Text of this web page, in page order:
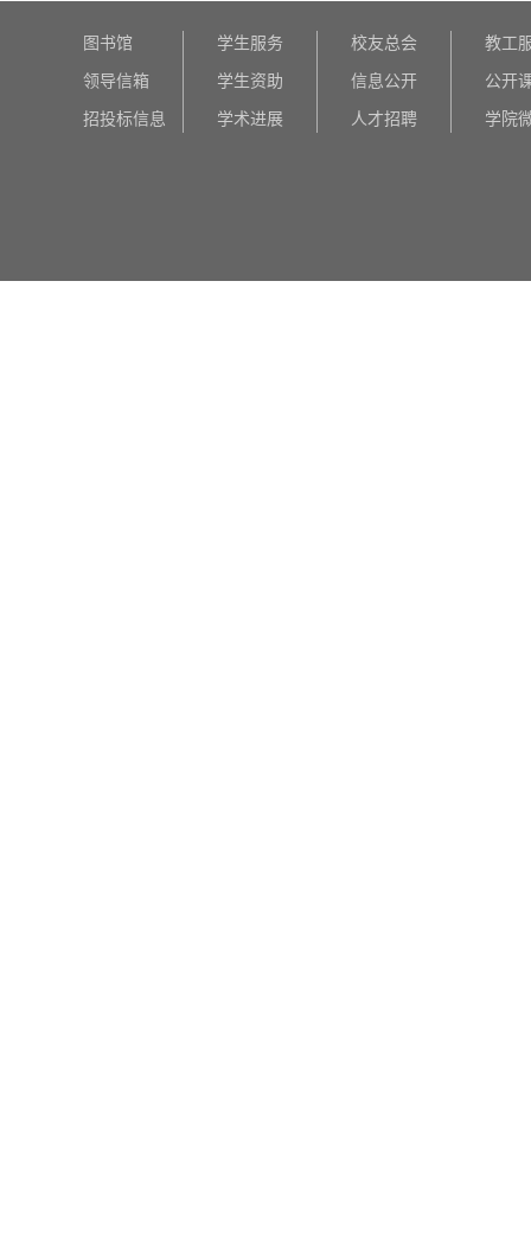
图书馆
领导信箱
招投标信息
学生服务
学生资助
学术进展
校友总会
信息公开
人才招聘
教工
公开
学院